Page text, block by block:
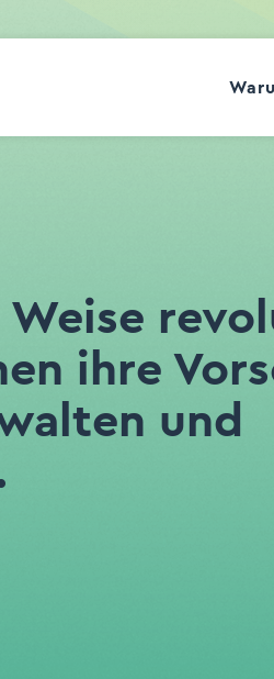
Weise
ihre
und